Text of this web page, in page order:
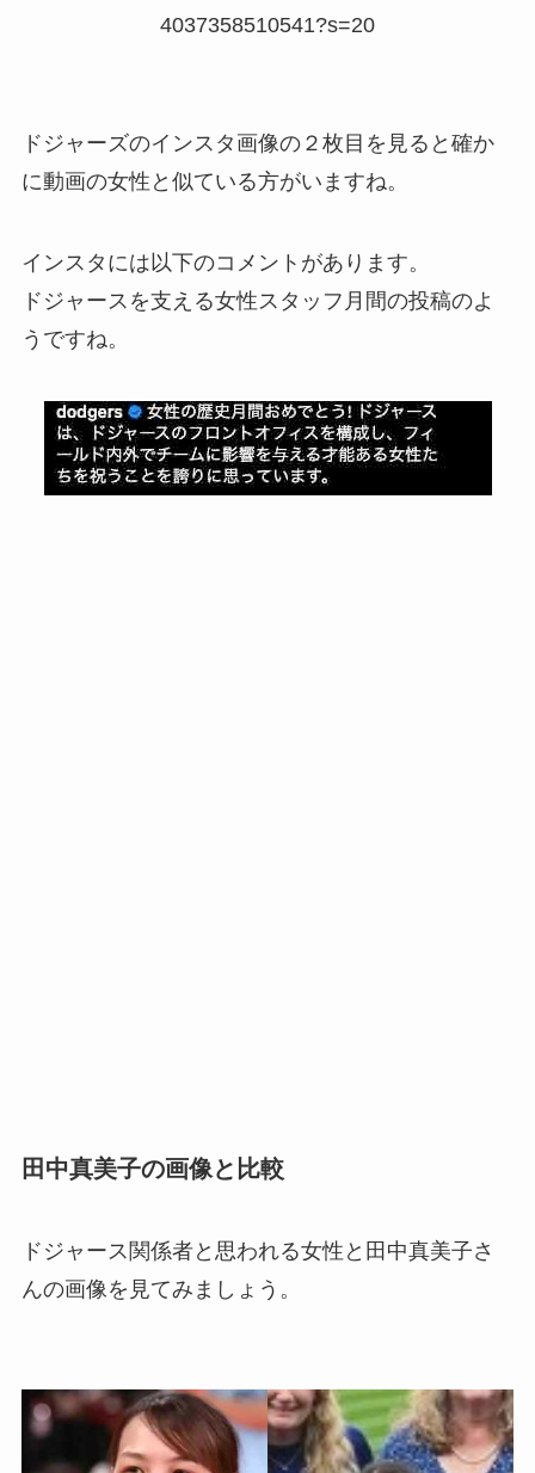
4037358510541?s=20
ドジャーズのインスタ画像の２枚目を見ると確か
に動画の女性と似ている方がいますね。
インスタには以下のコメントがあります。
ドジャースを支える女性スタッフ月間の投稿のよ
うですね。
田中真美子の画像と比較
ドジャース関係者と思われる女性と田中真美子さ
んの画像を見てみましょう。